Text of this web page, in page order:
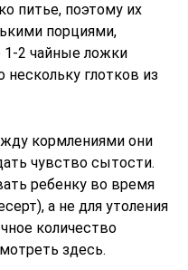
питье, поэтому их
порциями,
1-2 чайные ложки
глотков из
кормлениями они
чувство сытости.
ребенку во время
а не для утоления
количество
здесь.